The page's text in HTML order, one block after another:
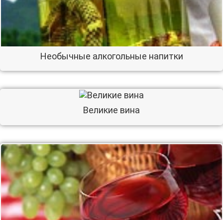
Необычные алкогольные напитки
Великие вина